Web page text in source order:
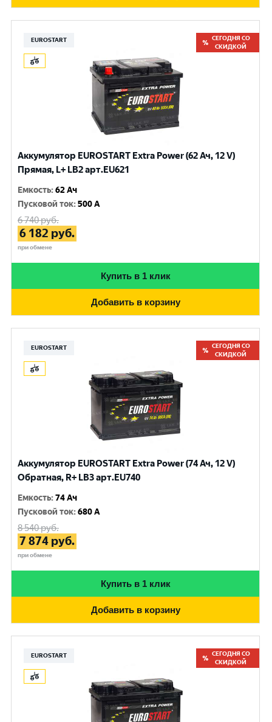
EUROSTART
СЕГОДНЯ СО
СКИДКОЙ
Аккумулятор EUROSTART Extra Power (62 Ач, 12 V)
Прямая, L+ LB2 арт.EU621
Емкость:62 Ач
Пусковой ток:500 A
6 740руб.
6 182 руб.
при обмене
Купить в 1 клик
Добавить в корзину
EUROSTART
СЕГОДНЯ СО
СКИДКОЙ
Аккумулятор EUROSTART Extra Power (74 Ач, 12 V)
Обратная, R+ LB3 арт.EU740
Емкость:74 Ач
Пусковой ток:680 A
8 540руб.
7 874 руб.
при обмене
Купить в 1 клик
Добавить в корзину
EUROSTART
СЕГОДНЯ СО
СКИДКОЙ